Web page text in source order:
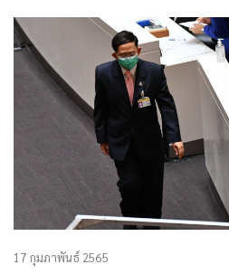
กลางสภาฯระหว่างการอภิปรายทั่วไป ว่า เมื่อสักครู่ ทางสำนักงาน
เลขาสภาฯ
17 กุมภาพันธ์ 2565